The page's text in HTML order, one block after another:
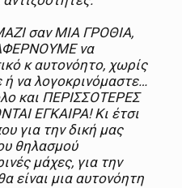
σαν ΜΙΑ ΓΡΟΘΙΑ,
να
κ αυτονόητο, χωρίς
ή να λογοκρινόμαστε…
και ΠΕΡΙΣΣΟΤΕΡΕΣ
ΕΓΚΑΙΡΑ! Κι έτσι
για την δική μας
θηλασμού
μάχες, για την
είναι μια αυτονόητη